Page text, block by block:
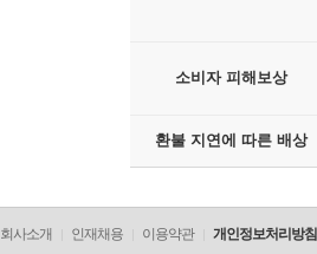
소비자 피해보상
환불 지연에 따른 배상
회사소개 인재채용 이용약관 개인정보처리방침